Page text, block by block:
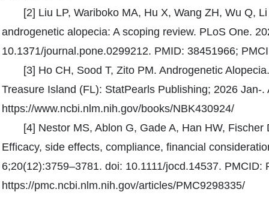
[2] Liu LP, Wariboko MA, Hu X, Wang ZH, Wu Q,
androgenetic alopecia: A scoping review. PLoS One.
10.1371/journal.pone.0299212. PMID: 38451966;
[3] Ho CH, Sood T, Zito PM. Androgenetic
Treasure Island (FL): StatPearls Publishing; 2026 Jan-.
https://www.ncbi.nlm.nih.gov/books/NBK430924/
[4] Nestor MS, Ablon G, Gade A, Han HW,
Efficacy, side effects, compliance, financial
6;20(12):3759–3781. doi: 10.1111/jocd.14537. PMCID:
https://pmc.ncbi.nlm.nih.gov/articles/PMC9298335/